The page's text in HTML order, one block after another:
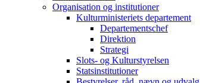
Organisation og institutioner
Kulturministeriets departement
Departementschef
Direktion
Strategi
Slots- og Kulturstyrelsen
Statsinstitutioner